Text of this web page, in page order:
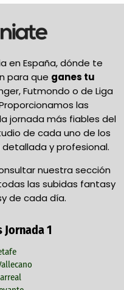
en España, dónde te
para que ganes tu
Futmondo o de Liga
las
jornada más fiables del
de cada uno de los
y profesional.
nuestra sección
las subidas fantasy
de cada día.
Jornada 1